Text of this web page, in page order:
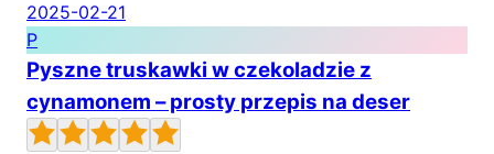
2025-02-21
P
Pyszne truskawki w czekoladzie z
cynamonem – prosty przepis na deser